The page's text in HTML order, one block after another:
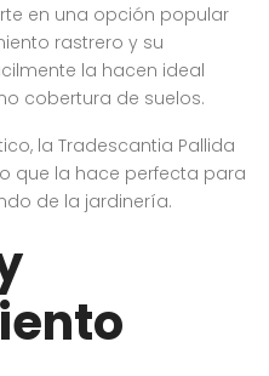
en una opción popular
rastrero y su
la hacen ideal
cobertura de suelos.
la Tradescantia Pallida
que la hace perfecta para
de la jardinería.